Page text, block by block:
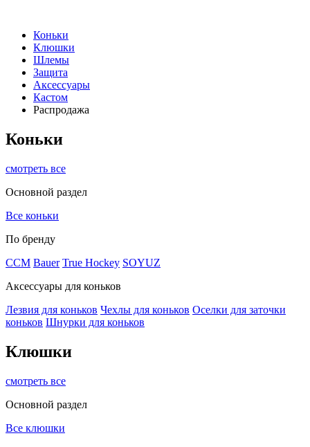
Коньки
Клюшки
Шлемы
Защита
Аксессуары
Кастом
Распродажа
Коньки
смотреть все
Основной раздел
Все коньки
По бренду
ССМ Bauer True Hockey SOYUZ
Аксессуары для коньков
Лезвия для коньков Чехлы для коньков Оселки для заточки
коньков Шнурки для коньков
Клюшки
смотреть все
Основной раздел
Все клюшки